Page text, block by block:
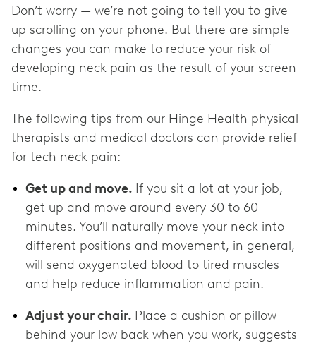
Don’t worry — we’re not going to tell you to give
up scrolling on your phone. But there are simple
changes you can make to reduce your risk of
developing neck pain as the result of your screen
time.
The following tips from our Hinge Health physical
therapists and medical doctors can provide relief
for tech neck pain:
Get up and move. If you sit a lot at your job,
get up and move around every 30 to 60
minutes. You’ll naturally move your neck into
different positions and movement, in general,
will send oxygenated blood to tired muscles
and help reduce inflammation and pain.
Adjust your chair. Place a cushion or pillow
behind your low back when you work, suggests